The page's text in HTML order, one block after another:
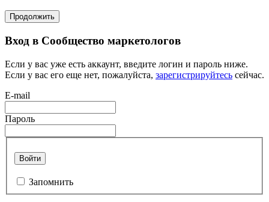
Продолжить
Вход в Сообщество маркетологов
Если у вас уже есть аккаунт, введите логин и пароль ниже.
Если у вас его еще нет, пожалуйста, зарегистрируйтесь сейчас.
E-mail
Пароль
Войти
Запомнить